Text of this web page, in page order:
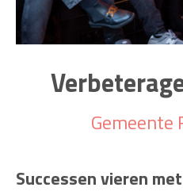
Gemeente
Successen vieren